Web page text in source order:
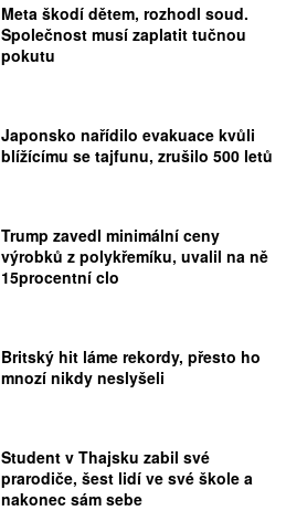
Meta škodí dětem, rozhodl soud.
Společnost musí zaplatit tučnou
pokutu
Japonsko nařídilo evakuace kvůli
blížícímu se tajfunu, zrušilo 500 letů
Trump zavedl minimální ceny
výrobků z polykřemíku, uvalil na ně
15procentní clo
Britský hit láme rekordy, přesto ho
mnozí nikdy neslyšeli
Student v Thajsku zabil své
prarodiče, šest lidí ve své škole a
nakonec sám sebe